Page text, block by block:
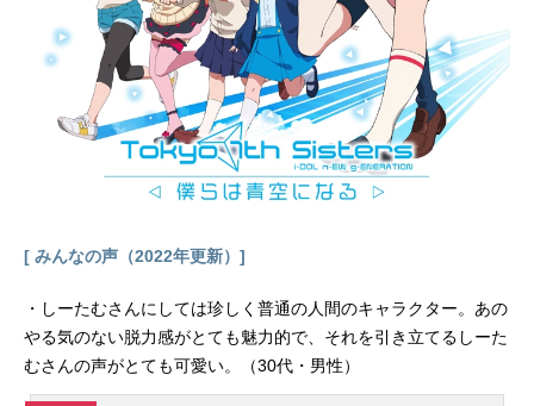
富田美憂レグ：伊瀬茉莉也ナナチ：
井澤詩織オーゼン：大原さやかマル
ルク：豊崎愛生ナット：田村睦心シ
ギー：沼倉愛美キユイ：塙愛美ジル
オ：村田太志ライザ：坂本真綾スタ
ッフ原作：つくしあきひと（竹書房
「WEBコミックガンマ」）監督：小
島正幸副監督：垪和等助監督：飯野
倉田英之、小柳啓伍キャラクターデ
成鋼プロッ...
[ みんなの声（2022年更新）]
・しーたむさんにしては珍しく普通の人間のキャラクター。あの
やる気のない脱力感がとても魅力的で、それを引き立てるしーた
むさんの声がとても可愛い。（30代・男性）